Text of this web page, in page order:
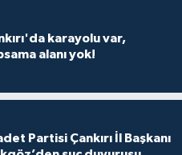
karayolu var,
alanı yok!
Partisi Çankırı İl Başkanı